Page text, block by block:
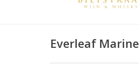
Everleaf Marine